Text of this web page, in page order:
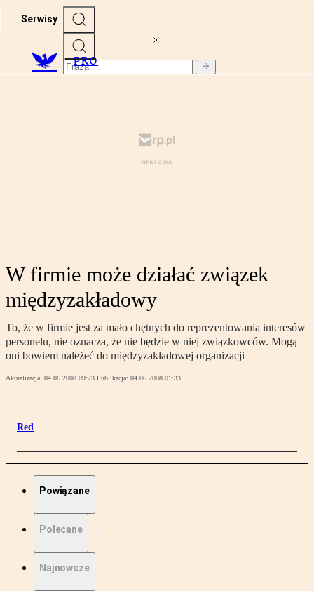
Serwisy
PRO
W firmie może działać związek
międzyzakładowy
To, że w firmie jest za mało chętnych do reprezentowania interesów
personelu, nie oznacza, że nie będzie w niej związkowców. Mogą
oni bowiem należeć do międzyzakładowej organizacji
Aktualizacja: 04.06.2008 09:23 Publikacja: 04.06.2008 01:33
Red
Powiązane
Polecane
Najnowsze